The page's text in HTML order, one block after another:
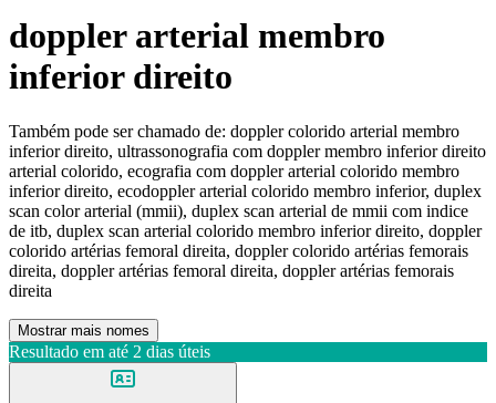
doppler arterial membro
inferior direito
Também pode ser chamado de: doppler colorido arterial membro
inferior direito, ultrassonografia com doppler membro inferior direito
arterial colorido, ecografia com doppler arterial colorido membro
inferior direito, ecodoppler arterial colorido membro inferior, duplex
scan color arterial (mmii), duplex scan arterial de mmii com indice
de itb, duplex scan arterial colorido membro inferior direito, doppler
colorido artérias femoral direita, doppler colorido artérias femorais
direita, doppler artérias femoral direita, doppler artérias femorais
direita
Mostrar mais nomes
Resultado em até 2 dias úteis